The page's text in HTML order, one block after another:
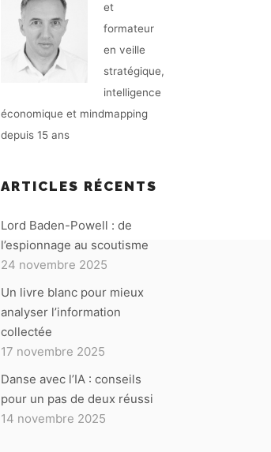
et
formateur
en veille
stratégique,
intelligence
économique et mindmapping
depuis 15 ans
ARTICLES RÉCENTS
Lord Baden-Powell : de
l’espionnage au scoutisme
24 novembre 2025
Un livre blanc pour mieux
analyser l’information
collectée
17 novembre 2025
Danse avec l’IA : conseils
pour un pas de deux réussi
14 novembre 2025